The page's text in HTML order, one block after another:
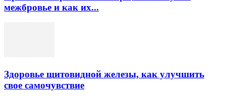
межбровье и как их...
Здоровье щитовидной железы, как улучшить
свое самочувствие